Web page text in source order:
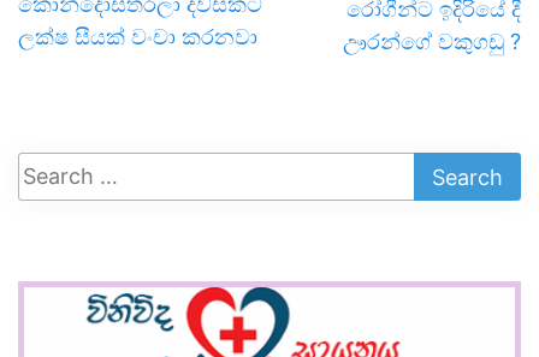
ලක්ෂ සීයක් වංචා කරනවා
රෝගීන්ට ඉදිරියේ දී
ඌරන්ගේ වකුගඩු ?